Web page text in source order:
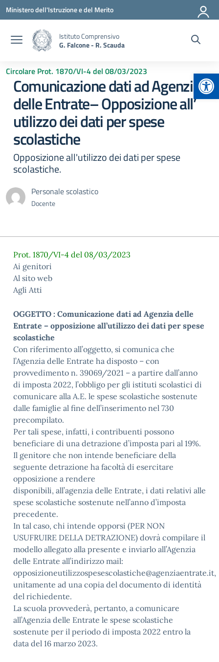
Vai ai contenuti
Vai al menu di navigazione
Vai al footer
Ministero dell'Istruzione e del Merito
Istituto Comprensivo
G. Falcone - R. Scauda
Circolare Prot. 1870/VI-4 del 08/03/2023
Comunicazione dati ad Agenzia
delle Entrate– Opposizione all’
utilizzo dei dati per spese
scolastiche
Opposizione all'utilizzo dei dati per spese
scolastiche.
Personale scolastico
Docente
Prot. 1870/VI-4 del 08/03/2023
Ai genitori
Al sito web
Agli Atti
OGGETTO : Comunicazione dati ad Agenzia delle
Entrate – opposizione all’utilizzo dei dati per spese
scolastiche
Con riferimento all’oggetto, si comunica che
l’Agenzia delle Entrate ha disposto – con
provvedimento n. 39069/2021 – a partire dall’anno
di imposta 2022, l’obbligo per gli istituti scolastici di
comunicare alla A.E. le spese scolastiche sostenute
dalle famiglie al fine dell’inserimento nel 730
precompilato.
Per tali spese, infatti, i contribuenti possono
beneficiare di una detrazione d’imposta pari al 19%.
Il genitore che non intende beneficiare della
seguente detrazione ha facoltà di esercitare
opposizione a rendere
disponibili, all’agenzia delle Entrate, i dati relativi alle
spese scolastiche sostenute nell’anno d’imposta
precedente.
In tal caso, chi intende opporsi (PER NON
USUFRUIRE DELLA DETRAZIONE) dovrà compilare il
modello allegato alla presente e inviarlo all’Agenzia
delle Entrate all’indirizzo mail:
opposizioneutilizzospesescolastiche@agenziaentrate.it,
unitamente ad una copia del documento di identità
del richiedente.
La scuola provvederà, pertanto, a comunicare
all’Agenzia delle Entrate le spese scolastiche
sostenute per il periodo di imposta 2022 entro la
data del 16 marzo 2023.